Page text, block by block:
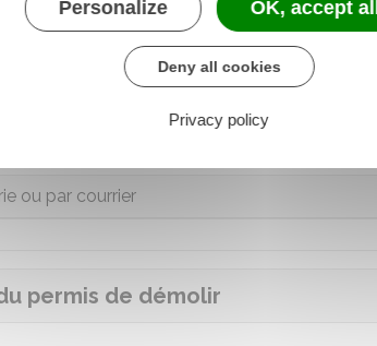
par voie électronique.
ou par courrier
permis de démolir
Personalize OK, accept all
Deny all cookies
Privacy policy